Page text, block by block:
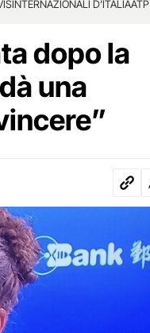
INTERNAZIONALI D’ITALIA
dopo la
una